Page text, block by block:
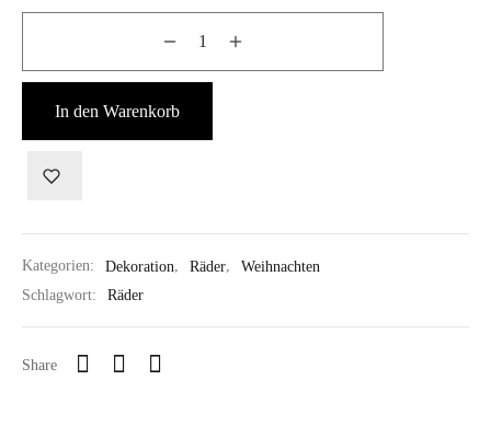
In den Warenkorb
Kategorien: Dekoration, Räder,
Weihnachten
Schlagwort:
Räder
Share